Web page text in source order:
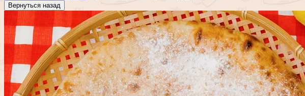
Вернуться назад